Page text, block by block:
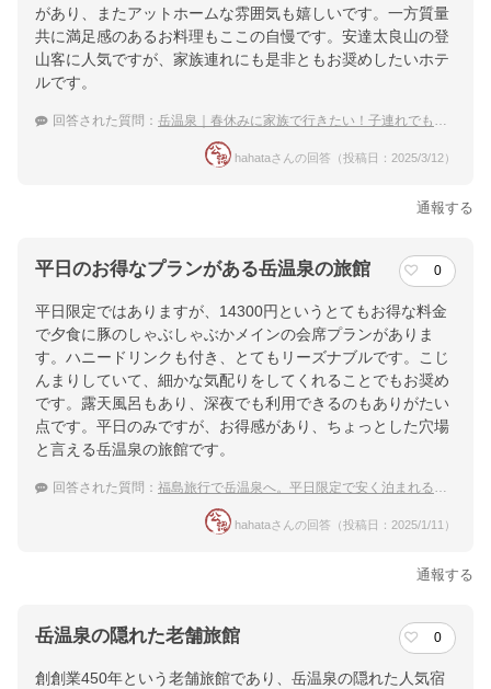
があり、またアットホームな雰囲気も嬉しいです。一方質量
共に満足感のあるお料理もここの自慢です。安達太良山の登
山客に人気ですが、家族連れにも是非ともお奨めしたいホテ
ルです。
回答された質問： 岳温泉｜春休みに家族で行きたい！子連れでも安心な宿のおすすめは？
hahataさんの回答（投稿日：2025/3/12）
通報する
平日のお得なプランがある岳温泉の旅館 0
平日限定ではありますが、14300円というとてもお得な料金
で夕食に豚のしゃぶしゃぶかメインの会席プランがありま
す。ハニードリンクも付き、とてもリーズナブルです。こじ
んまりしていて、細かな気配りをしてくれることでもお奨め
です。露天風呂もあり、深夜でも利用できるのもありがたい
点です。平日のみですが、お得感があり、ちょっとした穴場
と言える岳温泉の旅館です。
回答された質問： 福島旅行で岳温泉へ。平日限定で安く泊まれる温泉宿
hahataさんの回答（投稿日：2025/1/11）
通報する
岳温泉の隠れた老舗旅館 0
創創業450年という老舗旅館であり、岳温泉の隠れた人気宿